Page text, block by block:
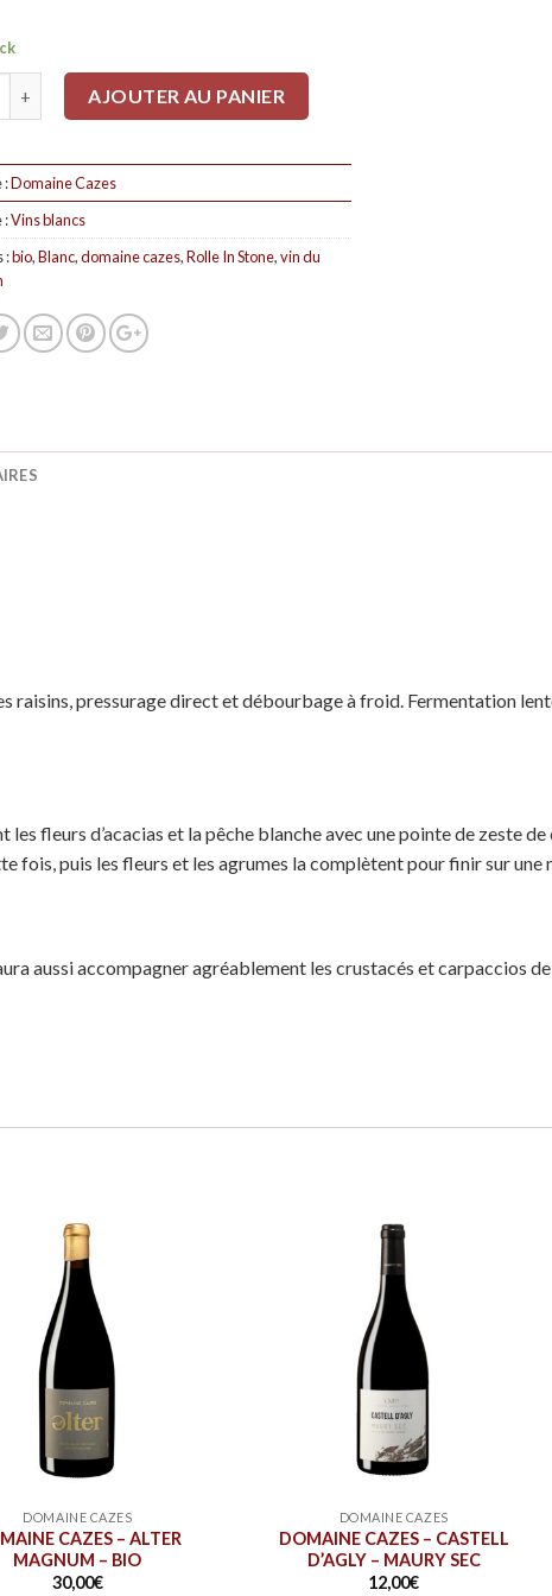
AJOUTER AU PANIER
:Domaine Cazes
:Vins blancs
:bio,Blanc,domaine cazes,Rolle In Stone,vin du
raisins, pressurage direct et débourbage à froid. Fermentation
fleurs d’acacias et la pêche blanche avec une pointe de zeste
fois, puis les fleurs et les agrumes la complètent pour finir sur
aussi accompagner agréablement les crustacés et carpaccios
DOMAINE CAZES
CAZES – ALTER
MAGNUM – BIO
30,00€
DOMAINE CAZES
DOMAINE CAZES – CASTELL
D’AGLY – MAURY SEC
12,00€